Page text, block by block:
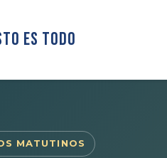
Es Todo
MATUTINOS